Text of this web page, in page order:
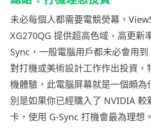
未必每個人都需要電競熒幕，
XG270QG 提供超高色域、高更新
Sync，一般電腦用戶都未必會用
對打機或美術設計工作作出投資，
機體驗，此電腦屏幕就是一個頗為
別是如果你已經購入了 NVIDIA 較
卡，使用 G-Sync 打機會最為理想。